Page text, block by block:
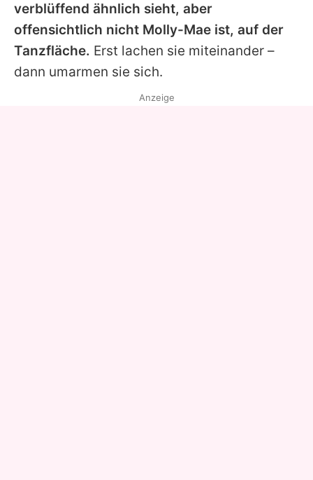
verblüffend ähnlich sieht, aber
offensichtlich nicht Molly-Mae ist, auf der
Tanzfläche. Erst lachen sie miteinander –
dann umarmen sie sich.
Anzeige